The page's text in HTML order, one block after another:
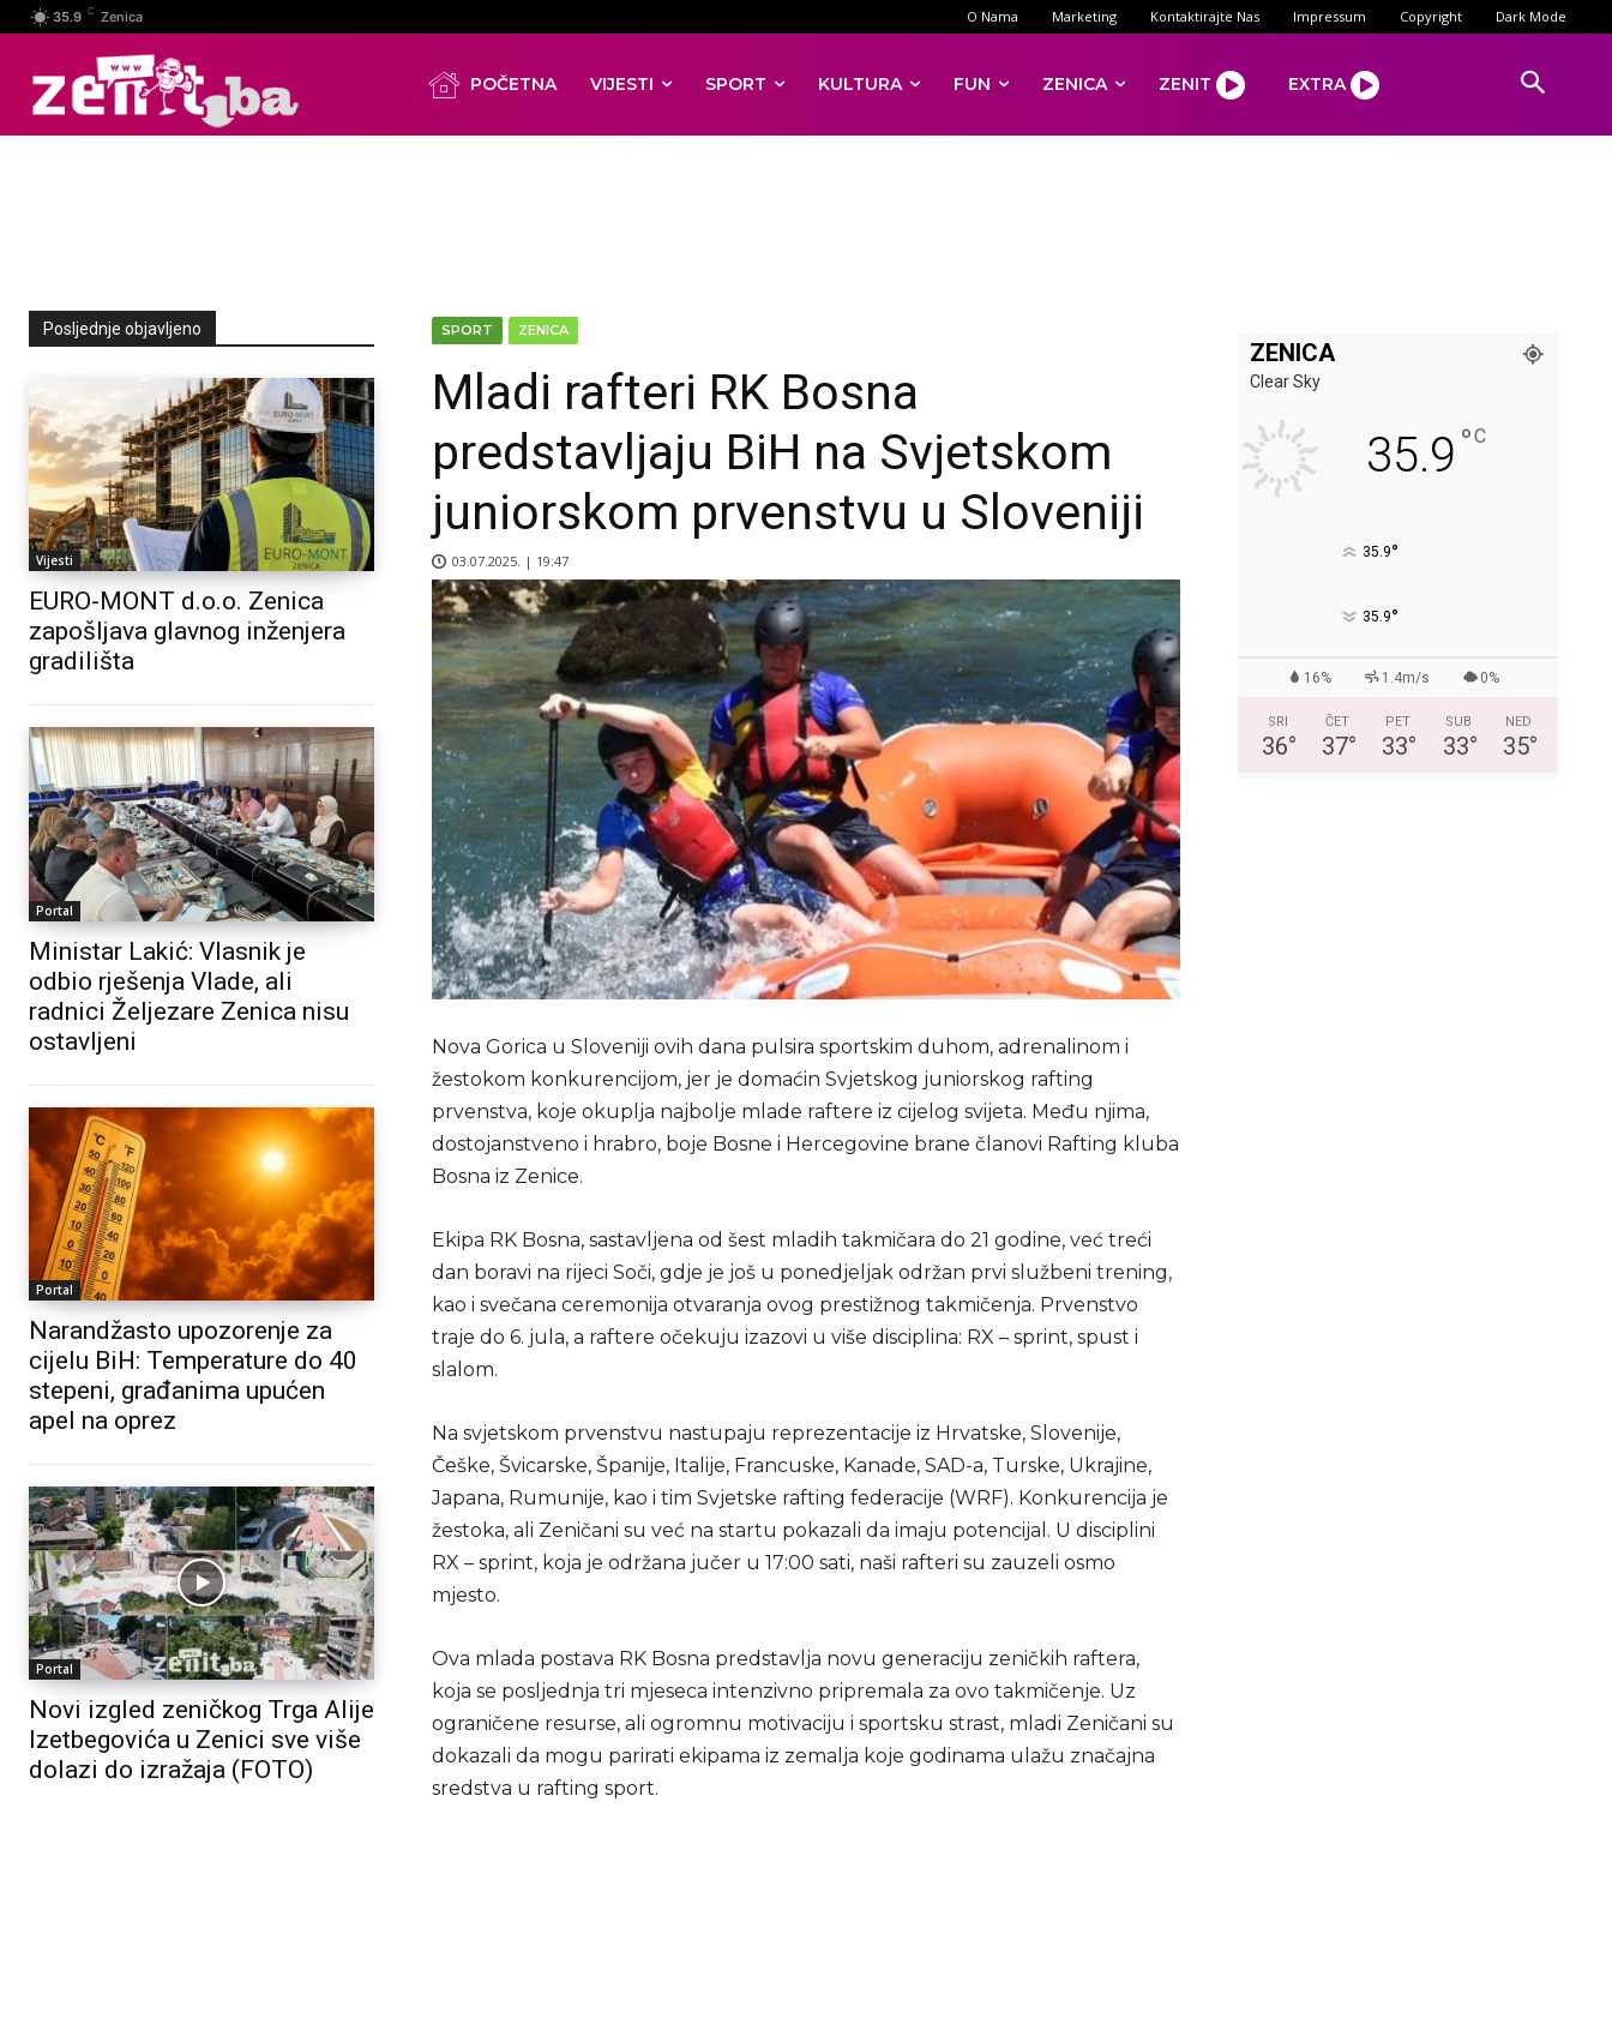
35.9 C Zenica O Nama Marketing Kontaktirajte Nas Impressum Copyright Dark Mode
POČETNA VIJESTI SPORT KULTURA FUN ZENICA ZENIT EXTRA
Posljednje objavljeno
Vijesti
EURO-MONT d.o.o. Zenica
zapošljava glavnog inženjera
gradilišta
Portal
Ministar Lakić: Vlasnik je
odbio rješenja Vlade, ali
radnici Željezare Zenica nisu
ostavljeni
Portal
Narandžasto upozorenje za
cijelu BiH: Temperature do 40
stepeni, građanima upućen
apel na oprez
Portal
Novi izgled zeničkog Trga Alije
Izetbegovića u Zenici sve više
dolazi do izražaja (FOTO)
SPORT ZENICA
Mladi rafteri RK Bosna
predstavljaju BiH na Svjetskom
juniorskom prvenstvu u Sloveniji
03.07.2025. | 19:47
Nova Gorica u Sloveniji ovih dana pulsira sportskim duhom, adrenalinom i
žestokom konkurencijom, jer je domaćin Svjetskog juniorskog rafting
prvenstva, koje okuplja najbolje mlade raftere iz cijelog svijeta. Među njima,
dostojanstveno i hrabro, boje Bosne i Hercegovine brane članovi Rafting kluba
Bosna iz Zenice.
Ekipa RK Bosna, sastavljena od šest mladih takmičara do 21 godine, već treći
dan boravi na rijeci Soči, gdje je još u ponedjeljak održan prvi službeni trening,
kao i svečana ceremonija otvaranja ovog prestižnog takmičenja. Prvenstvo
traje do 6. jula, a raftere očekuju izazovi u više disciplina: RX – sprint, spust i
slalom.
Na svjetskom prvenstvu nastupaju reprezentacije iz Hrvatske, Slovenije,
Češke, Švicarske, Španije, Italije, Francuske, Kanade, SAD-a, Turske, Ukrajine,
Japana, Rumunije, kao i tim Svjetske rafting federacije (WRF). Konkurencija je
žestoka, ali Zeničani su već na startu pokazali da imaju potencijal. U disciplini
RX – sprint, koja je održana jučer u 17:00 sati, naši rafteri su zauzeli osmo
mjesto.
Ova mlada postava RK Bosna predstavlja novu generaciju zeničkih raftera,
koja se posljednja tri mjeseca intenzivno pripremala za ovo takmičenje. Uz
ograničene resurse, ali ogromnu motivaciju i sportsku strast, mladi Zeničani su
dokazali da mogu parirati ekipama iz zemalja koje godinama ulažu značajna
sredstva u rafting sport.
ZENICA
Clear Sky
35.9 °C
35.9°
35.9°
16% 1.4m/s 0%
SRI
36°
ČET
37°
PET
33°
SUB
33°
NED
35°